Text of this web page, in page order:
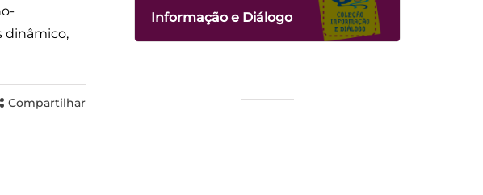
dinâmico,
Compartilhar
Informação e Diálogo